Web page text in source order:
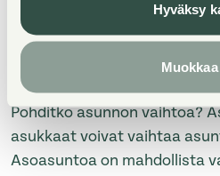
Hyväksy
Muokkaa
Asokodin
Pohditko asunnon vaihtoa?
asukkaat voivat vaihtaa
Asoasuntoa on mahdollista